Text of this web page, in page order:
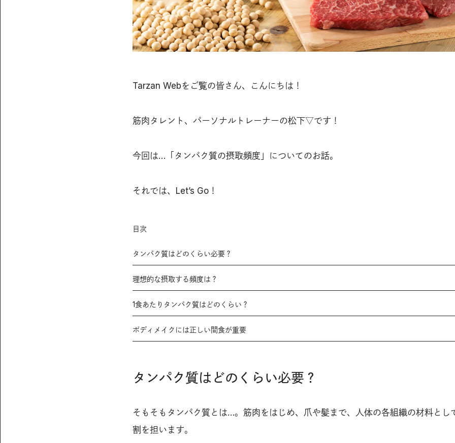
Tarzan Webをご覧の皆さん、こんにちは！
筋肉タレント、パーソナルトレーナーの松下▽です！
今回は…「タンパク質の摂取頻度」についてのお話。
それでは、Let’s Go！
目次
タンパク質はどのくらい必要？
理想的な摂取する頻度は？
1食あたりタンパク質はどのくらい？
ボディメイクには正しい間食が重要
タンパク質はどのくらい必要？
そもそもタンパク質とは…。筋肉をはじめ、爪や髪まで、人体の各組織の材料とし
割を担います。